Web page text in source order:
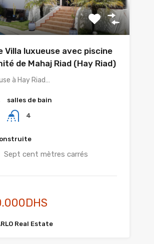
Villa luxueuse avec piscine
de Mahaj Riad (Hay Riad)
à Hay Riad…
salles de bain
4
Sept cent mètres carrés
Real Estate